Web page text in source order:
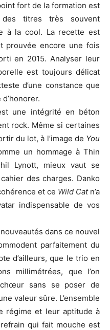
fort de la formation est
titres très souvent
à la cool. La recette est
prouvée encore une fois
en 2015. Analyser leur
est toujours délicat
d’une constance que
une intégrité en béton
rock. Même si certaines
du lot, à l’image de You
un hommage à Thin
Lynott, mieux vaut se
des charges. Danko
et ce Wild Catn’a
indispensable de vos
dans ce nouvel
parfaitement du
d’ailleurs, que le trio en
millimétrées, que l’on
sans se poser de
valeur sûre. L’ensemble
régime et leur aptitude à
qui fait mouche est